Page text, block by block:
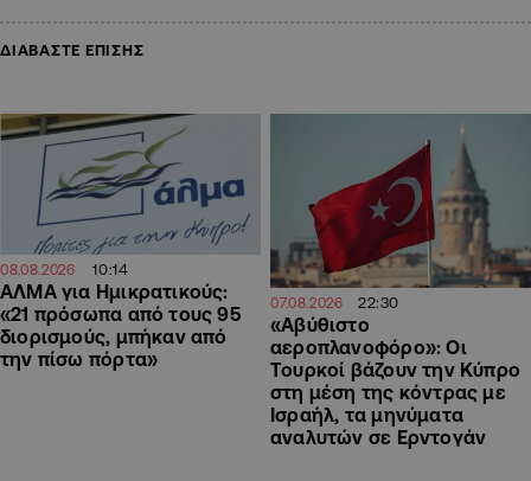
ΔΙΑΒΑΣΤΕ ΕΠΙΣΗΣ
08.08.2026 10:14
ΑΛΜΑ για Ημικρατικούς:
«21 πρόσωπα από τους 95
διορισμούς, μπήκαν από
την πίσω πόρτα»
07.08.2026 22:30
«Αβύθιστο
αεροπλανοφόρο»: Οι
Τουρκοί βάζουν την Κύπρο
στη μέση της κόντρας με
Ισραήλ, τα μηνύματα
αναλυτών σε Ερντογάν